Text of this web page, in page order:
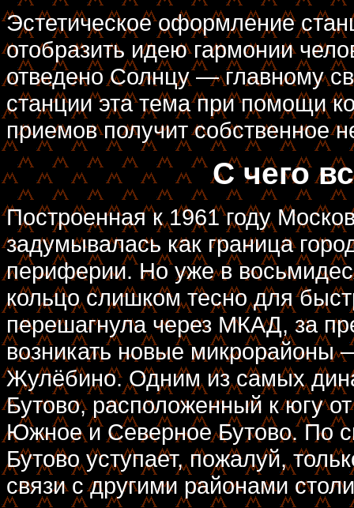
Эстетическое оформление
отобразить идею гармонии
отведено Солнцу — главному
станции эта тема при помощи
приемов получит собственное
С чего
Построенная к 1961 году
задумывалась как граница
периферии. Но уже в
кольцо слишком тесно для
перешагнула через МКАД, за
возникать новые
Жулёбино. Одним из самых
Бутово, расположенный к югу
Южное и Северное Бутово. По
Бутово уступает, пожалуй,
связи с другими районами